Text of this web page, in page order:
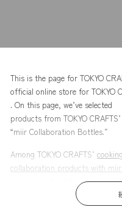
This is the page for TOKYO
official online store for TOKYO
. On this page, we’ve selected
products from TOKYO
“miir Collaboration Bottles.”
Among TOKYO CRAFTS’
collaboration products with
tumblers,can